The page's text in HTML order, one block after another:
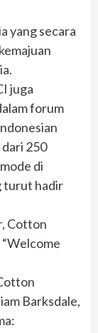
yang secara
juga
forum
250
di
turut hadir
Cotton
Barksdale,